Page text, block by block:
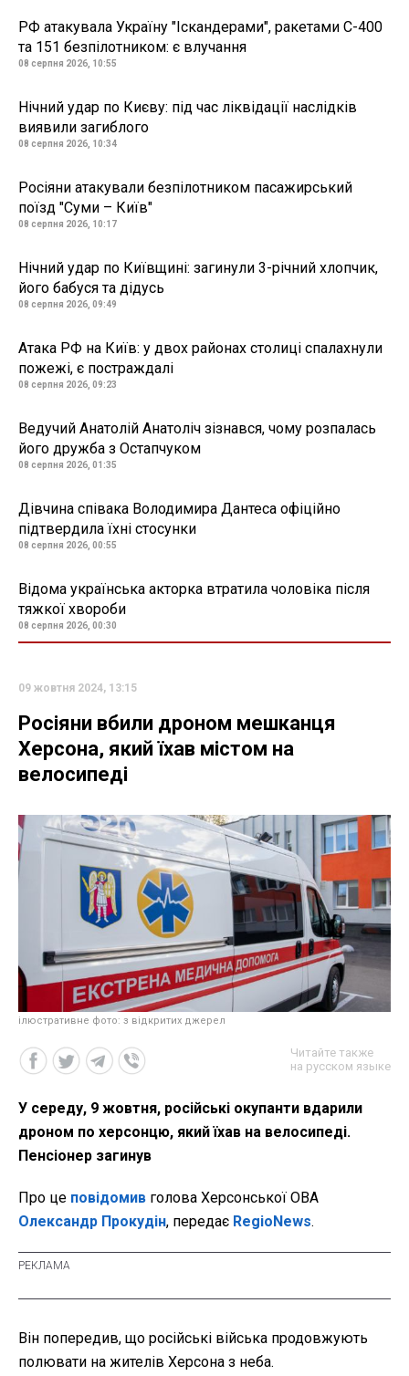
РФ атакувала Україну "Іскандерами", ракетами С-400
та 151 безпілотником: є влучання
08 серпня 2026, 10:55
Нічний удар по Києву: під час ліквідації наслідків
виявили загиблого
08 серпня 2026, 10:34
Росіяни атакували безпілотником пасажирський
поїзд "Суми – Київ"
08 серпня 2026, 10:17
Нічний удар по Київщині: загинули 3-річний хлопчик,
його бабуся та дідусь
08 серпня 2026, 09:49
Атака РФ на Київ: у двох районах столиці спалахнули
пожежі, є постраждалі
08 серпня 2026, 09:23
Ведучий Анатолій Анатоліч зізнався, чому розпалась
його дружба з Остапчуком
08 серпня 2026, 01:35
Дівчина співака Володимира Дантеса офіційно
підтвердила їхні стосунки
08 серпня 2026, 00:55
Відома українська акторка втратила чоловіка після
тяжкої хвороби
08 серпня 2026, 00:30
09 жовтня 2024, 13:15
Росіяни вбили дроном мешканця
Херсона, який їхав містом на
велосипеді
ілюстративне фото: з відкритих джерел
Читайте также
на русском языке
У середу, 9 жовтня, російські окупанти вдарили
дроном по херсонцю, який їхав на велосипеді.
Пенсіонер загинув
Про це повідомив голова Херсонської ОВА
Олександр Прокудін, передає RegioNews.
Він попередив, що російські війська продовжують
полювати на жителів Херсона з неба.